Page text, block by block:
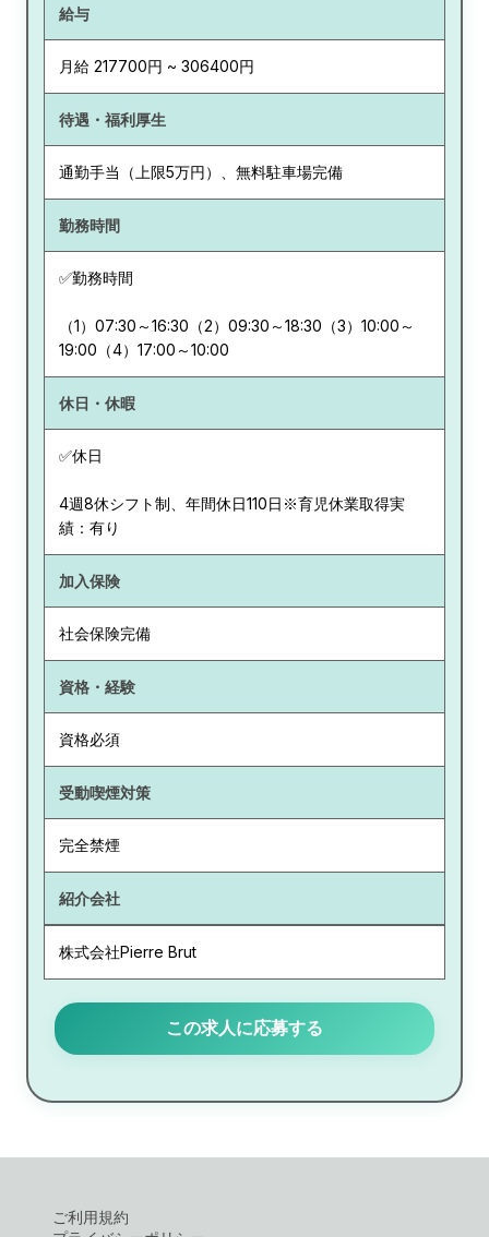
給与
月給 217700円 ~ 306400円
待遇・福利厚生
通勤手当（上限5万円）、無料駐車場完備
勤務時間
✅勤務時間
（1）07:30～16:30（2）09:30～18:30（3）10:00～
19:00（4）17:00～10:00
休日・休暇
✅休日
4週8休シフト制、年間休日110日※育児休業取得実
績：有り
加入保険
社会保険完備
資格・経験
資格必須
受動喫煙対策
完全禁煙
紹介会社
株式会社Pierre Brut
この求人に応募する
ご利用規約